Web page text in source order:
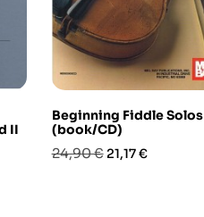
II
Beginning Fiddle Solos
(book/CD)
Prezzo
24,90 € Prezzo
21,17 €